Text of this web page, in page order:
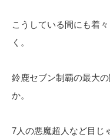
こうしている間にも着
く。
鈴鹿セブン制覇の最大
か。
7人の悪魔超人など目じ